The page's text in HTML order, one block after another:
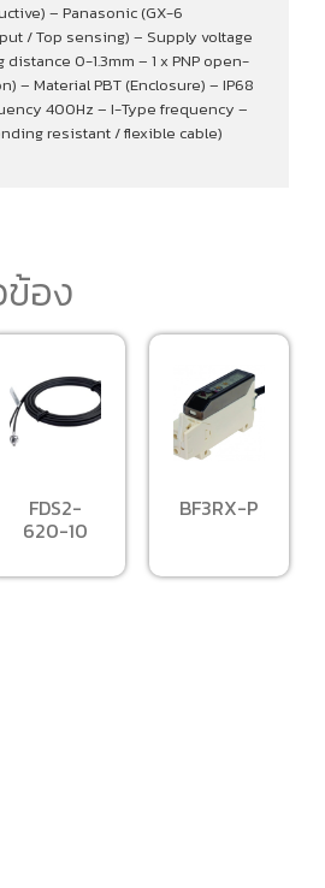
– Panasonic (GX-6
/ Top sensing) – Supply voltage
distance 0-1.3mm – 1 x PNP open-
– Material PBT (Enclosure) – IP68
400Hz – I-Type frequency –
resistant / flexible cable)
อง
FDS2-
620-10
BF3RX-P